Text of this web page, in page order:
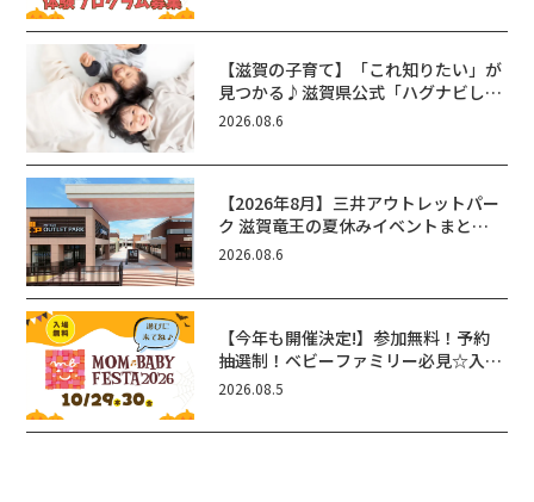
【滋賀の子育て】「これ知りたい」が
見つかる♪滋賀県公式「ハグナビし
が」使ってる？おでかけ・制度・子育
2026.08.6
【2026年8月】三井アウトレットパー
ク 滋賀竜王の夏休みイベントまと
め！びしょぬれ水あそび・激辛グル
ん！
2026.08.6
【今年も開催決定!】参加無料！予約
抽選制！ベビーファミリー必見☆入場
無料☆10/29(木)30(金)ママベビーフ
エリ守山
2026.08.5